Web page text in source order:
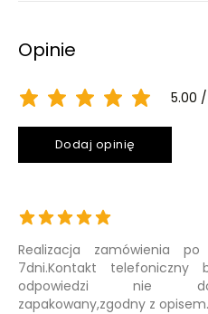
Opinie
5.00
Dodaj opinię
Realizacja zamówienia
7dni.Kontakt
odpowiedzi nie
zapakowany,zgodny z opisem.